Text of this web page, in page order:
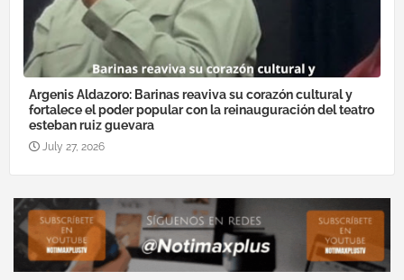
Argenis Aldazoro: Barinas reaviva su corazón cultural y
fortalece el poder popular con la reinauguración del teatro
esteban ruiz guevara
July 27, 2026